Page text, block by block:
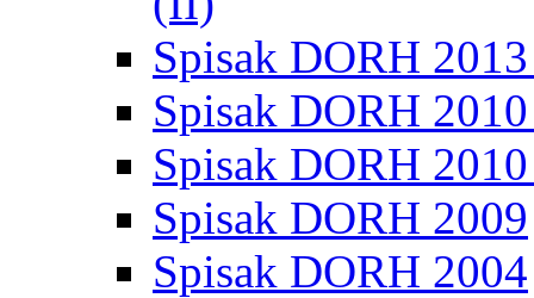
Spisak DORH
Spisak DORH
Spisak DORH
Spisak DORH 2009
Spisak DORH 2004